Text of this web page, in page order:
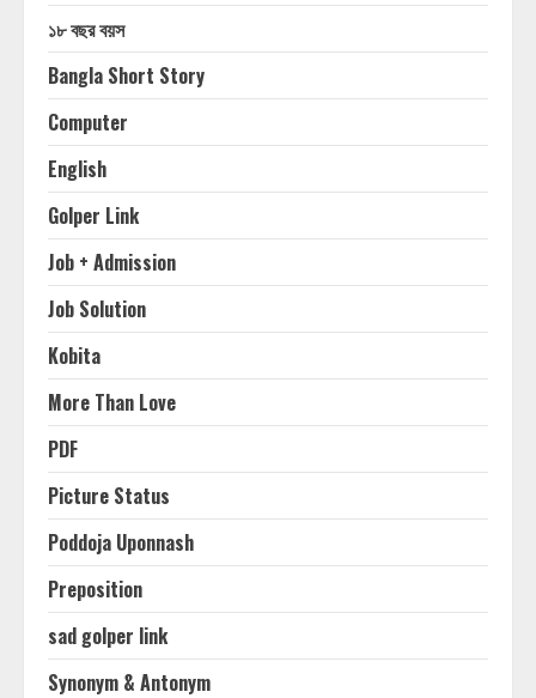
১৮ বছর বয়স
Bangla Short Story
Computer
English
Golper Link
Job + Admission
Job Solution
Kobita
More Than Love
PDF
Picture Status
Poddoja Uponnash
Preposition
sad golper link
Synonym & Antonym